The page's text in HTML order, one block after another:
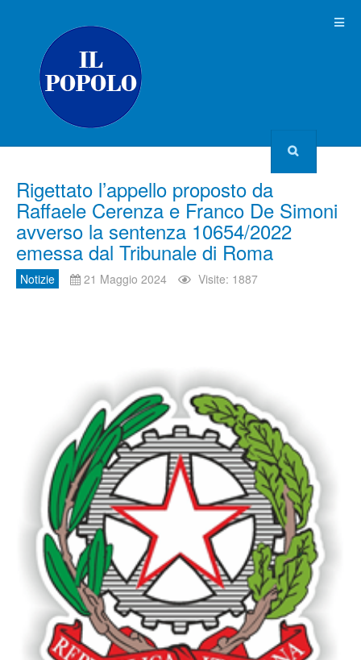
Rigettato l’appello proposto da
Raffaele Cerenza e Franco De Simoni
avverso la sentenza 10654/2022
emessa dal Tribunale di Roma
Notizie 21 Maggio 2024 Visite: 1887